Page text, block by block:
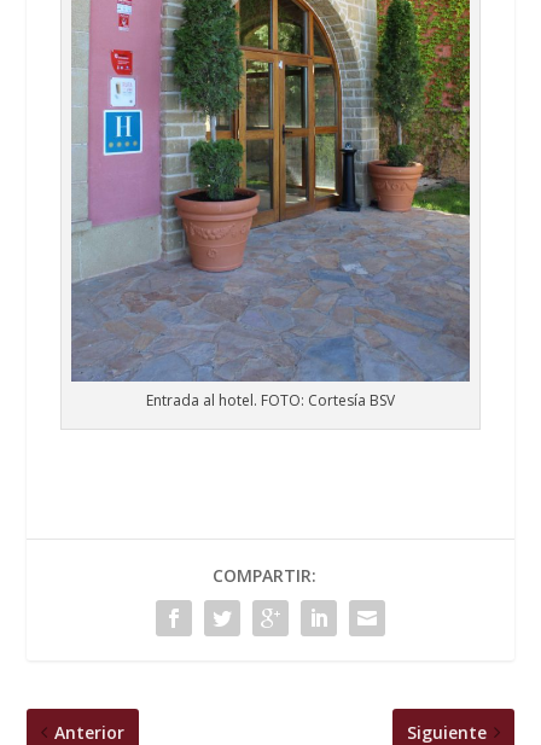
Entrada al hotel. FOTO: Cortesía BSV
COMPARTIR:
Anterior Siguiente